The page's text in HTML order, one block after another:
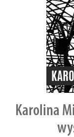
Karolina